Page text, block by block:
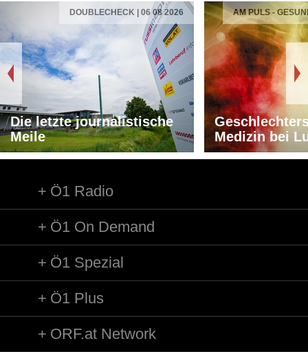
DOUBLECHECK | 06 08 2026
Die letzte journalistische
Meile
AM PULS -
Medizin bei
Ö1 Radio
Ö1 On Demand
Ö1 Spezial
Ö1 Plus
ORF.at Network